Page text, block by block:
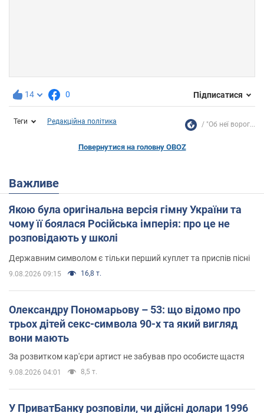
14 0 Підписатися
Теги Редакційна політика "Об неї ворог...
Повернутися на головну OBOZ
Важливе
Якою була оригінальна версія гімну України та
чому її боялася Російська імперія: про це не
розповідають у школі
Державним символом є тільки перший куплет та приспів пісні
9.08.2026 09:15 16,8 т.
Олександру Пономарьову – 53: що відомо про
трьох дітей секс-символа 90-х та який вигляд
вони мають
За розвитком кар'єри артист не забував про особисте щастя
9.08.2026 04:01 8,5 т.
У ПриватБанку розповіли, чи дійсні долари 1996